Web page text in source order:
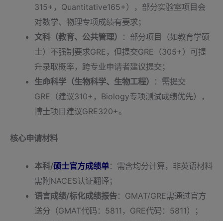
315+，Quantitative165+），部分实验室项目会
对数学、物理专项成绩有要求；
文科（教育、公共管理）
：部分项目（如教育学硕
士）不强制要求GRE，但提交GRE（305+）可提
升录取概率，跨专业申请者建议提交；
生命科学（生物科学、生物工程）
：需提交
GRE（建议310+，Biology专项测试成绩优先），
博士项目建议GRE320+。
核心申请材料
本科/硕士官方成绩单：需含均分计算，非英语材料
需附NACES认证翻译；
语言成绩/标化成绩报告：GMAT/GRE需通过官方
送分（GMAT代码：5811，GRE代码：5811）；